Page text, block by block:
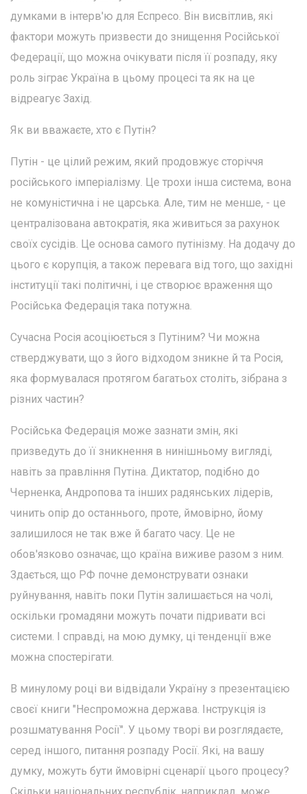
думками в інтерв'ю для Еспресо. Він висвітлив, які
фактори можуть призвести до знищення Російської
Федерації, що можна очікувати після її розпаду, яку
роль зіграє Україна в цьому процесі та як на це
відреагує Захід.
Як ви вважаєте, хто є Путін?
Путін - це цілий режим, який продовжує сторіччя
російського імперіалізму. Це трохи інша система, вона
не комуністична і не царська. Але, тим не менше, - це
централізована автократія, яка живиться за рахунок
своїх сусідів. Це основа самого путінізму. На додачу до
цього є корупція, а також перевага від того, що західні
інституції такі політичні, і це створює враження що
Російська Федерація така потужна.
Сучасна Росія асоціюється з Путіним? Чи можна
стверджувати, що з його відходом зникне й та Росія,
яка формувалася протягом багатьох століть, зібрана з
різних частин?
Російська Федерація може зазнати змін, які
призведуть до її зникнення в нинішньому вигляді,
навіть за правління Путіна. Диктатор, подібно до
Черненка, Андропова та інших радянських лідерів,
чинить опір до останнього, проте, ймовірно, йому
залишилося не так вже й багато часу. Це не
обов'язково означає, що країна виживе разом з ним.
Здається, що РФ почне демонструвати ознаки
руйнування, навіть поки Путін залишається на чолі,
оскільки громадяни можуть почати підривати всі
системи. І справді, на мою думку, ці тенденції вже
можна спостерігати.
В минулому році ви відвідали Україну з презентацією
своєї книги "Неспроможна держава. Інструкція із
розшматування Росії". У цьому творі ви розглядаєте,
серед іншого, питання розпаду Росії. Які, на вашу
думку, можуть бути ймовірні сценарії цього процесу?